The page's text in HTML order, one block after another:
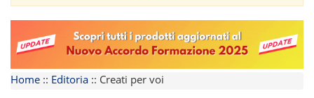
TEMATICHE
Home :: Editoria :: Creati per voi